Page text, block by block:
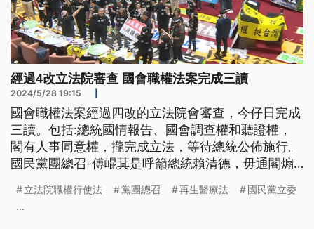
經過4改立法院審查 國會職權法案完成三讀
2024/5/28 19:15
國會職權法案經過四改的立法院會審查，今仔日完成
三讀。包括:總統國情報告、國會調查權和聽證權，
閣有人事同意權，攏完成立法，等待總統公佈施行。
國民黨團總召-傅崐萁是呼籲總統賴清德，毋通閣煽
立法院職權行使法 黨團總召 再生醫療法
國民黨立委
...